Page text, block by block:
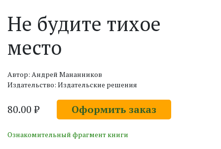
Не будите тихое
место
Автор: Андрей Мананников
Издательство: Издательские решения
80.00 ₽ Оформить заказ
Ознакомительный фрагмент книги